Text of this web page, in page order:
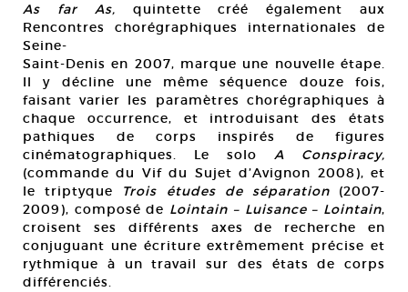
As far As, quintette créé également aux
Rencontres chorégraphiques internationales de
Seine-
Saint-Denis en 2007, marque une nouvelle étape.
Il y décline une même séquence douze fois,
faisant varier les paramètres chorégraphiques à
chaque occurrence, et introduisant des états
pathiques de corps inspirés de figures
cinématographiques. Le solo A Conspiracy,
(commande du Vif du Sujet d’Avignon 2008), et
le triptyque Trois études de séparation (2007-
2009), composé de Lointain – Luisance – Lointain,
croisent ses différents axes de recherche en
conjuguant une écriture extrêmement précise et
rythmique à un travail sur des états de corps
différenciés.